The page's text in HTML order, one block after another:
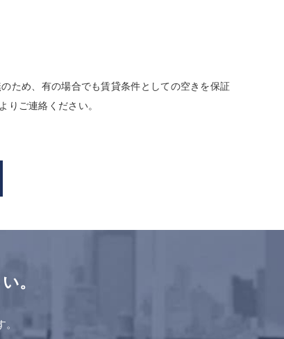
ため、有の場合でも賃貸条件としての空きを保証
よりご連絡ください。
。